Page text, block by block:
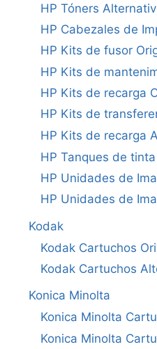
HP Tóners
HP Cabezales de
HP Kits de fusor
HP Kits de
HP Kits de recarga
HP Kits de
HP Kits de recarga
HP Tanques de
HP Unidades de
HP Unidades de
Kodak
Kodak Cartuchos
Kodak Cartuchos
Konica Minolta
Konica Minolta
Konica Minolta